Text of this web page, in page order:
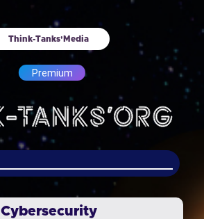
Premium
Think-Tanks'Media
Cybersecurity